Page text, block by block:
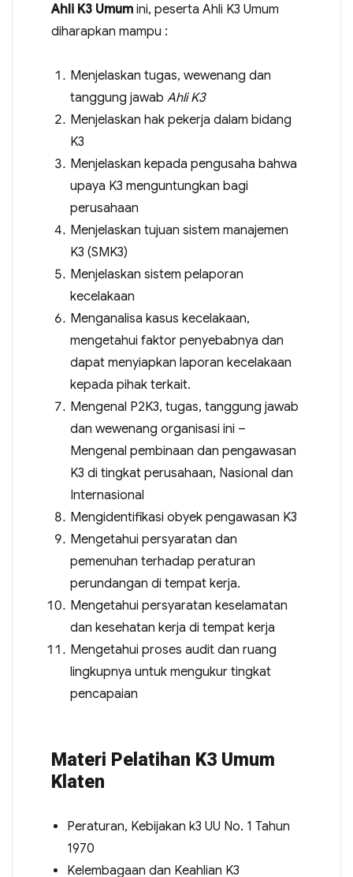
Ahli K3 Umumini, peserta Ahli K3 Umum
diharapkan mampu :
Menjelaskan tugas, wewenang dan
tanggung jawab Ahli K3
Menjelaskan hak pekerja dalam bidang
K3
Menjelaskan kepada pengusaha bahwa
upaya K3 menguntungkan bagi
perusahaan
Menjelaskan tujuan sistem manajemen
K3 (SMK3)
Menjelaskan sistem pelaporan
kecelakaan
Menganalisa kasus kecelakaan,
mengetahui faktor penyebabnya dan
dapat menyiapkan laporan kecelakaan
kepada pihak terkait.
Mengenal P2K3, tugas, tanggung jawab
dan wewenang organisasi ini –
Mengenal pembinaan dan pengawasan
K3 di tingkat perusahaan, Nasional dan
Internasional
Mengidentifikasi obyek pengawasan K3
Mengetahui persyaratan dan
pemenuhan terhadap peraturan
perundangan di tempat kerja.
Mengetahui persyaratan keselamatan
dan kesehatan kerja di tempat kerja
Mengetahui proses audit dan ruang
lingkupnya untuk mengukur tingkat
pencapaian
Materi Pelatihan K3 Umum
Klaten
Peraturan, Kebijakan k3 UU No. 1 Tahun
1970
Kelembagaan dan Keahlian K3